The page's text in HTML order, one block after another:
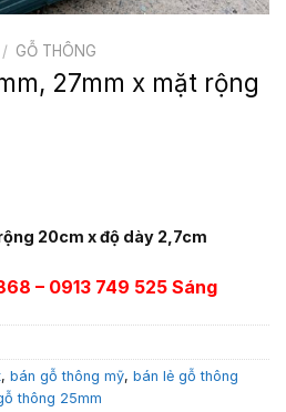
/ GỖ THÔNG
27mm x mặt rộng
20cm x độ dày 2,7cm
– 0913 749 525 Sáng
, bán gỗ thông mỹ, bán lẻ gỗ thông
thông 25mm